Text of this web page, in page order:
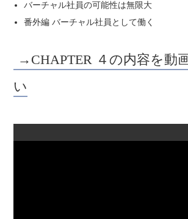
バーチャル社員の可能性は無限大
番外編 バーチャル社員として働く
→CHAPTER ４の内容を動
い